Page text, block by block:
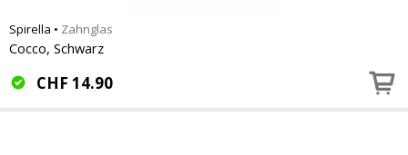
Spirella • Zahnglas
Cocco, Schwarz
CHF 14.90